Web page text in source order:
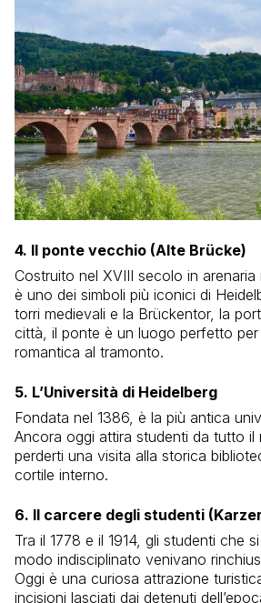
4. Il ponte vecchio (Alte Brücke)
Costruito nel XVIII secolo in arenaria
è uno dei simboli più iconici di
torri medievali e la Brückentor, la
città, il ponte è un luogo perfetto per
romantica al tramonto.
5. L’Università di Heidelberg
Fondata nel 1386, è la più antica
Ancora oggi attira studenti da tutto il
perderti una visita alla storica
cortile interno.
6. Il carcere degli studenti
Tra il 1778 e il 1914, gli studenti che
modo indisciplinato venivano
Oggi è una curiosa attrazione
incisioni lasciati dai detenuti